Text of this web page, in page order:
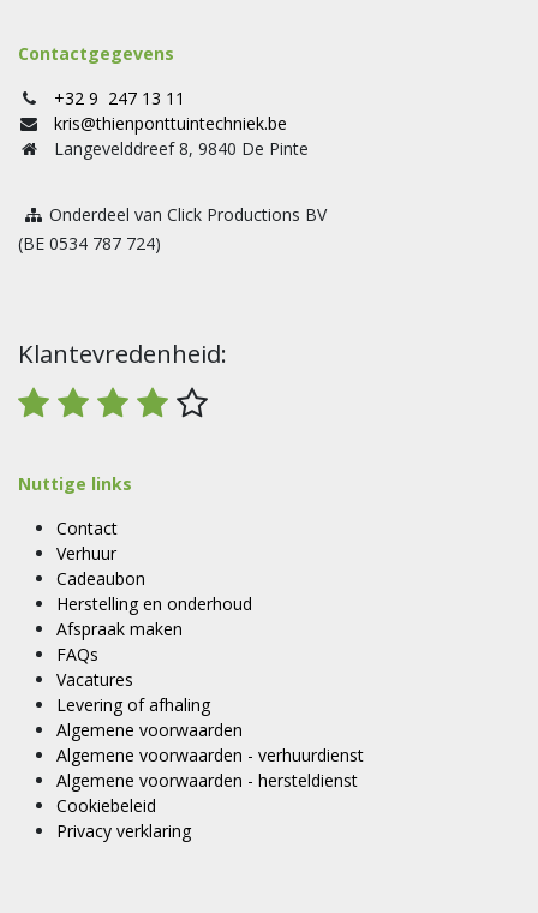
Contactgegevens
+32 9 247 13 11
kris@thienponttuintechniek.be
Langevelddreef 8, 9840 De Pinte
Onderdeel van Click Productions BV
(BE 0534 787 724)
Klantevredenheid:
Nuttige links
Contact
Verhuur
Cadeaubon
Herstelling en onderhoud
Afspraak maken
FAQs
Vacatures
Levering of afhaling
Algemene voorwaarden
Algemene voorwaarden - verhuurdienst
Algemene voorwaarden - hersteldienst
Cookiebeleid
Privacy verklaring